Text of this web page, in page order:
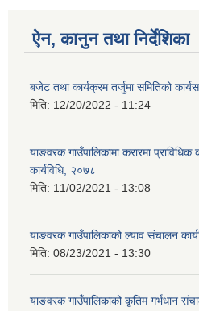
ऐन, कानुन तथा निर्देशिका
बजेट तथा कार्यक्रम तर्जुमा समितिको
मिति: 12/20/2022 - 11:24
याङवरक गाउँपालिकामा करारमा प्राविधिक
कार्यविधि, २०७८
मिति: 11/02/2021 - 13:08
याङवरक गाउँपालिकाको ल्याव संचालन
मिति: 08/23/2021 - 13:30
याङवरक गाउँपालिकाको कृतिम गर्भधान